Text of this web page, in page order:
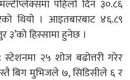
पहिलो दिन ३०.८६
थियो । आइतबारबाट ४६.८९
३’को हिस्सामा हुनेछ ।
२५ शोज बढोत्तरी गरेर
बिग मुभिजले ७, सिडिसीले ६ र